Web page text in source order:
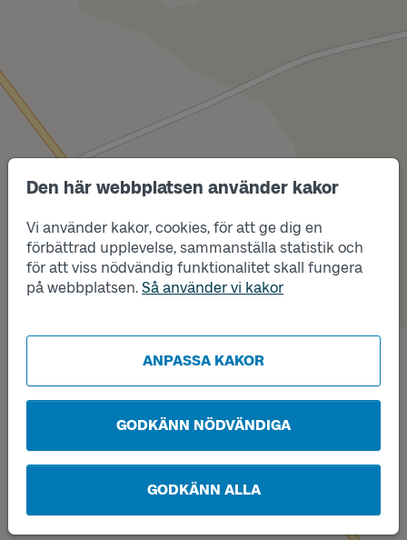
Den här webbplatsen använder kakor
Vi använder kakor, cookies, för att ge dig en
förbättrad upplevelse, sammanställa statistik och
för att viss nödvändig funktionalitet skall fungera
på webbplatsen. Så använder vi kakor
ANPASSA KAKOR
GODKÄNN NÖDVÄNDIGA
GODKÄNN ALLA
Läge
A
Läge
B